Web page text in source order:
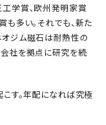
学賞、欧州発明家賞
も多い。それでも、新た
オジム磁石は耐熱性の
社を拠点に研究を続
こす。年配になれば究極